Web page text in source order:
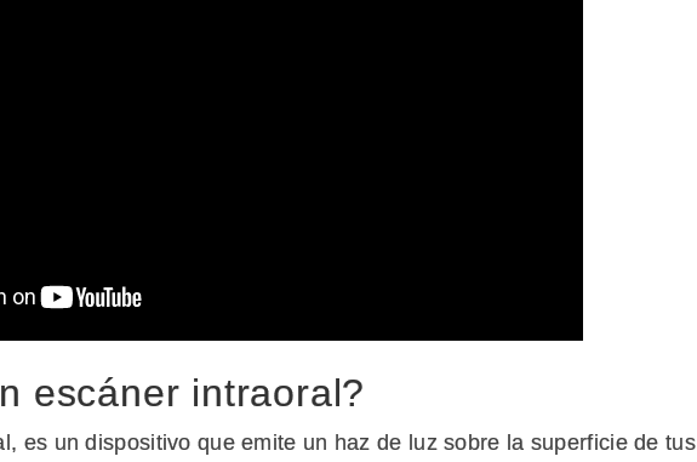
escáner intraoral?
es un dispositivo que emite un haz de luz sobre la superficie de tus